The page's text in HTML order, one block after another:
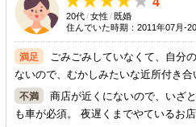
20代/女性/ 既婚
住んでいた時期：2011年07月-
ごみごみしていなくて、自分
ないので、むかしみたいな近所付き合
商店が近くにないので、いざ
も車が必須。 夜遅くまでやているお店